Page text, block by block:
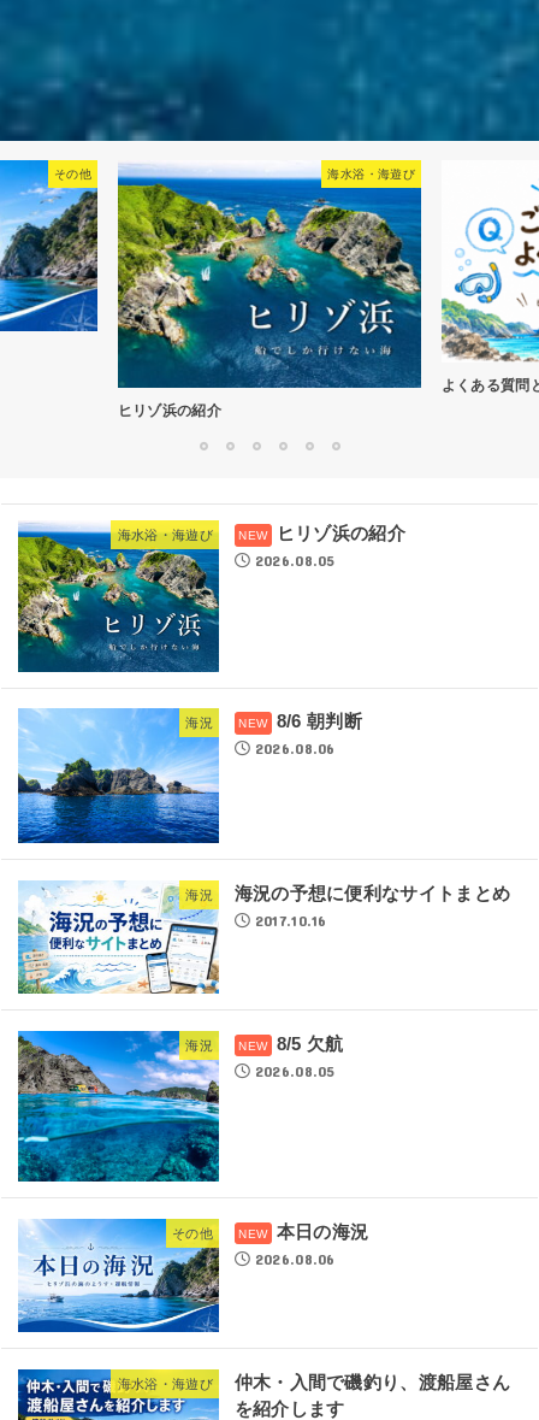
海水浴・海遊び お知らせ
よくある質問とその回答
シュノーケリ
海水浴・海遊び ヒリゾ浜の紹介
2026.08.05
海況 8/6 朝判断
2026.08.06
海況 海況の予想に便利なサイトまとめ
2017.10.16
海況 8/5 欠航
2026.08.05
その他 本日の海況
2026.08.06
海水浴・海遊び
仲木・入間で磯釣り、渡船屋さん
を紹介します